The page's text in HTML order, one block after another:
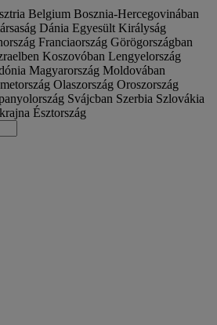
Belgium Bosznia-Hercegovinában
Dánia Egyesült Királyság
Franciaország Görögországban
Koszovóban Lengyelország
Magyarország Moldovában
Olaszország Oroszország
Svájcban Szerbia Szlovákia
Észtország